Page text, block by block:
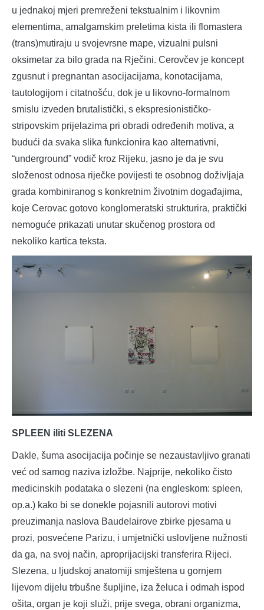
u jednakoj mjeri premreženi tekstualnim i likovnim
elementima, amalgamskim preletima kista ili flomastera
(trans)mutiraju u svojevrsne mape, vizualni pulsni
oksimetar za bilo grada na Rječini. Cerovčev je koncept
zgusnut i pregnantan asocijacijama, konotacijama,
tautologijom i citatnošću, dok je u likovno-formalnom
smislu izveden brutalistički, s ekspresionističko-
stripovskim prijelazima pri obradi određenih motiva, a
budući da svaka slika funkcionira kao alternativni,
“underground” vodič kroz Rijeku, jasno je da je svu
složenost odnosa riječke povijesti te osobnog doživljaja
grada kombiniranog s konkretnim životnim događajima,
koje Cerovac gotovo konglomeratski strukturira, praktički
nemoguće prikazati unutar skučenog prostora od
nekoliko kartica teksta.
SPLEEN iliti SLEZENA
Dakle, šuma asocijacija počinje se nezaustavljivo granati
već od samog naziva izložbe. Najprije, nekoliko čisto
medicinskih podataka o slezeni (na engleskom: spleen,
op.a.) kako bi se donekle pojasnili autorovi motivi
preuzimanja naslova Baudelairove zbirke pjesama u
prozi, posvećene Parizu, i umjetnički uslovljene nužnosti
da ga, na svoj način, aproprijacijski transferira Rijeci.
Slezena, u ljudskoj anatomiji smještena u gornjem
lijevom dijelu trbušne šupljine, iza želuca i odmah ispod
ošita, organ je koji služi, prije svega, obrani organizma,